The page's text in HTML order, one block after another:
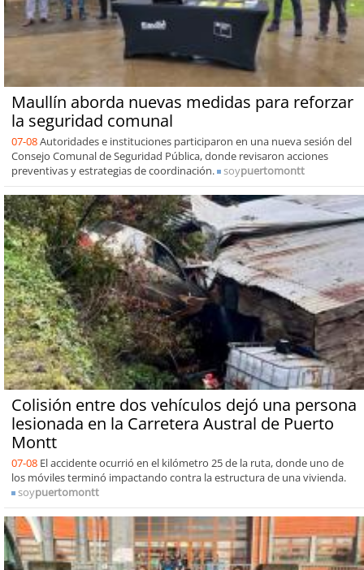
Maullín aborda nuevas medidas para reforzar
la seguridad comunal
07-08Autoridades e instituciones participaron en una nueva sesión del
Consejo Comunal de Seguridad Pública, donde revisaron acciones
preventivas y estrategias de coordinación.
soypuertomontt
Colisión entre dos vehículos dejó una persona
lesionada en la Carretera Austral de Puerto
Montt
07-08 El accidente ocurrió en el kilómetro 25 de la ruta, donde uno de
los móviles terminó impactando contra la estructura de una vivienda.
soypuertomontt